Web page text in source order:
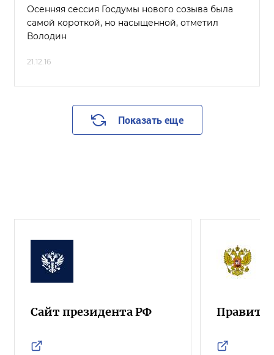
Осенняя сессия Госдумы нового созыва была
самой короткой, но насыщенной, отметил
Володин
21.12.16
Показать еще
Сайт президента РФ